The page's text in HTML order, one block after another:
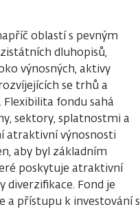
oblastí s pevným
dluhopisů,
výnosných, aktivy
se trhů a
fondu sahá
sektory, splatnostmi a
atraktivní výnosnosti
aby byl základním
poskytuje atraktivní
diverzifikace. Fond je
a přístupu k investování s